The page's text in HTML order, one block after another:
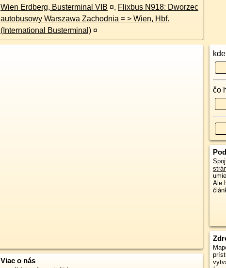
Wien Erdberg, Busterminal VIB ¤, Flixbus N918: Dworzec
autobusowy Warszawa Zachodnia = > Wien, Hbf.
(International Busterminal) ¤
Viac o nás
čo
Ale